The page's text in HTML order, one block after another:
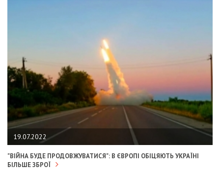
19.07.2022
"ВІЙНА БУДЕ ПРОДОВЖУВАТИСЯ": В ЄВРОПІ ОБІЦЯЮТЬ УКРАЇНІ
БІЛЬШЕ ЗБРОЇ